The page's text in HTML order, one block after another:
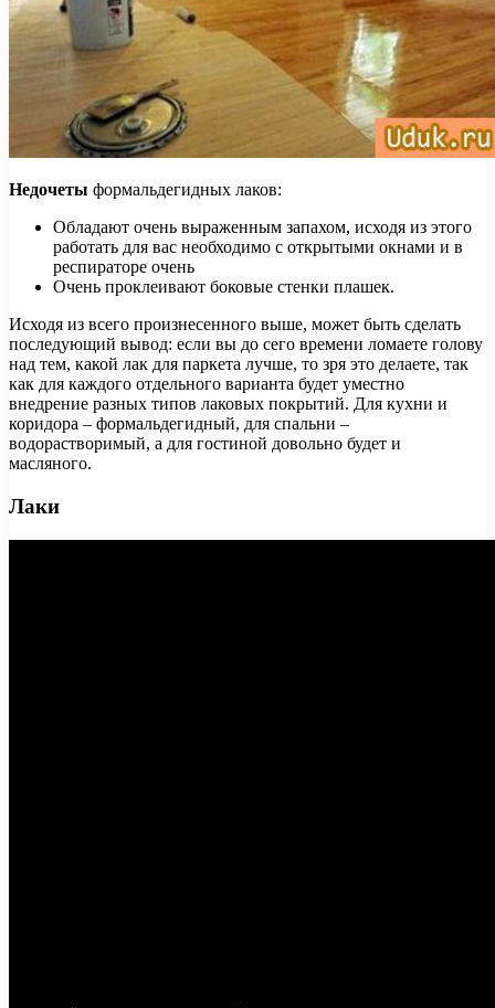
Недочеты формальдегидных лаков:
Обладают очень выраженным запахом, исходя из этого
работать для вас необходимо с открытыми окнами и в
респираторе очень
Очень проклеивают боковые стенки плашек.
Исходя из всего произнесенного выше, может быть сделать
последующий вывод: если вы до сего времени ломаете голову
над тем, какой лак для паркета лучше, то зря это делаете, так
как для каждого отдельного варианта будет уместно
внедрение разных типов лаковых покрытий. Для кухни и
коридора – формальдегидный, для спальни –
водорастворимый, а для гостиной довольно будет и
масляного.
Лаки